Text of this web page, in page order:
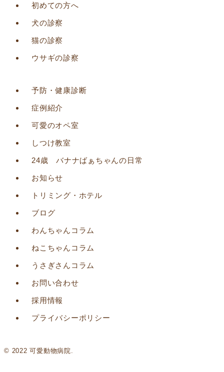
初めての方へ
犬の診察
猫の診察
ウサギの診察
予防・健康診断
症例紹介
可愛のオペ室
しつけ教室
24歳 バナナばぁちゃんの日常
お知らせ
トリミング・ホテル
ブログ
わんちゃんコラム
ねこちゃんコラム
うさぎさんコラム
お問い合わせ
採用情報
プライバシーポリシー
© 2022 可愛動物病院.